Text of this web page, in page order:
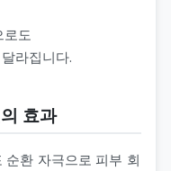
도
라집니다.
효과
환 자극으로 피부 회